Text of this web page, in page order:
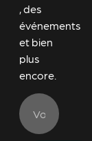
, des
événements
et bien
plus
encore.